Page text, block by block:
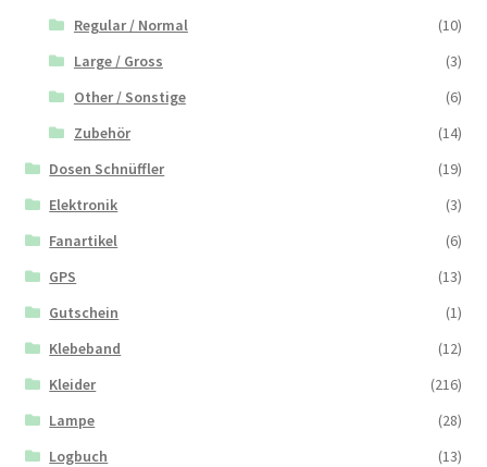
Regular / Normal
(10)
Large / Gross
(3)
Other / Sonstige
(6)
Zubehör
(14)
Dosen Schnüffler
(19)
Elektronik
(3)
Fanartikel
(6)
GPS
(13)
Gutschein
(1)
Klebeband
(12)
Kleider
(216)
Lampe
(28)
Logbuch
(13)